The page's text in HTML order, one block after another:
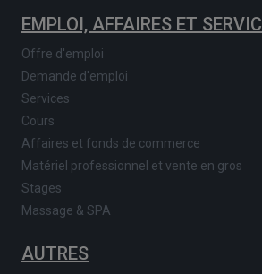
EMPLOI, AFFAIRES ET
Offre d'emploi
Demande d'emploi
Services
Cours
Affaires et fonds de commerce
Matériel professionnel et vente en gros
Stages
Massage & SPA
AUTRES